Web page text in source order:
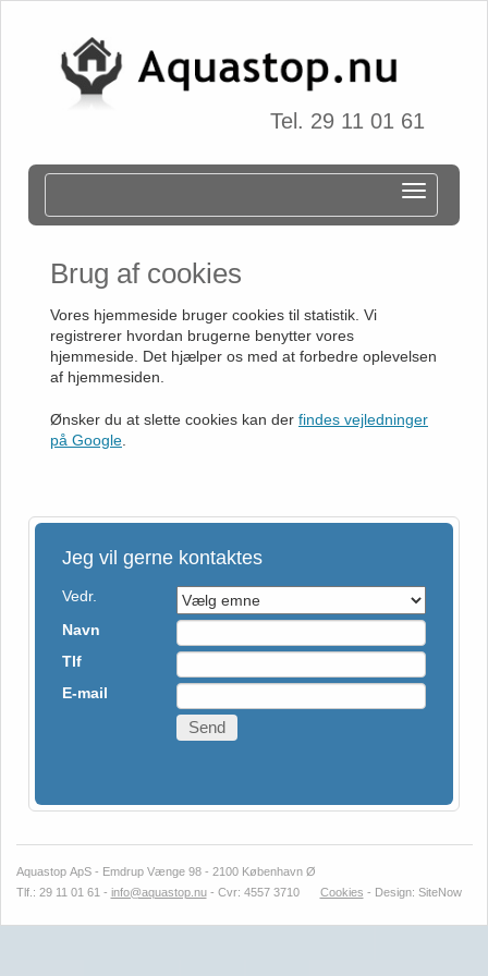
Tel. 29 11 01 61
Brug af cookies
Vores hjemmeside bruger cookies til statistik. Vi
registrerer hvordan brugerne benytter vores
hjemmeside. Det hjælper os med at forbedre oplevelsen
af hjemmesiden.
Ønsker du at slette cookies kan der findes vejledninger
på Google
Jeg vil gerne kontaktes
Vedr.
Navn
Tlf
E-mail
Send
AquastopApS - Emdrup Vænge 98 - 2100 København Ø
Tlf.: 29 11 01 61 - info@aquastop.nu- Cvr: 4557 3710 Cookies - Design: SiteNow